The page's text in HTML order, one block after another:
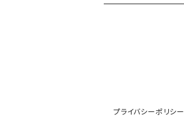
プライバシーポリシー